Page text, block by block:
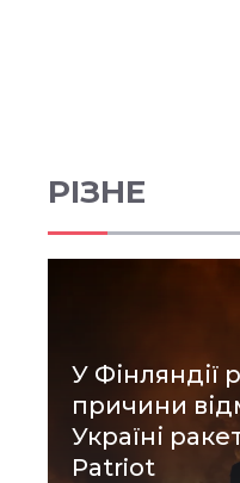
РІЗНЕ
У Фінляндії
причини
Україні
Patriot